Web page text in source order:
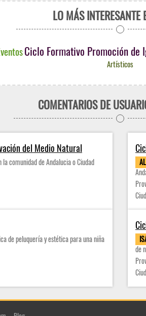
LO MÁS INTERESANTE
Ciclo Formativo Promoción de
Artísticos
COMENTARIOS DE
del Medio Natural
comunidad de Andalucia o Ciudad
de peluquería y estética para una niña
de